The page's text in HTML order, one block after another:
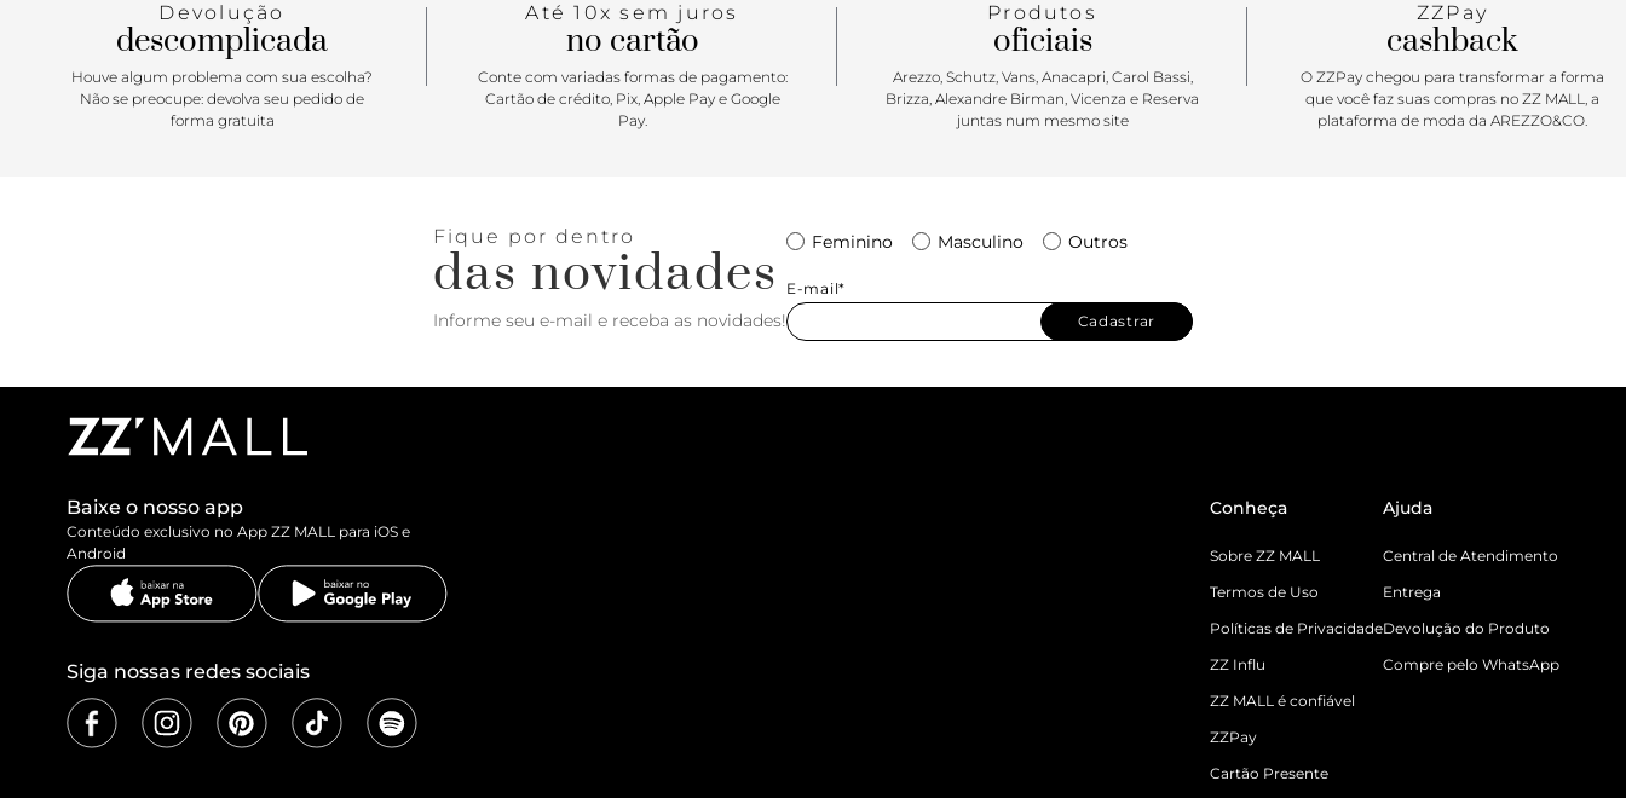
Devolução
descomplicada
Houve algum problema com sua escolha?
Não se preocupe: devolva seu pedido de
forma gratuita
Até 10x sem juros
no cartão
Conte com variadas formas de pagamento:
Cartão de crédito, Pix, Apple Pay e Google
Pay.
Produtos
oficiais
Arezzo, Schutz, Vans, Anacapri, Carol Bassi,
Brizza, Alexandre Birman, Vicenza e Reserva
juntas num mesmo site
ZZPay
cashback
O ZZPay chegou para transformar a forma
que você faz suas compras no ZZ MALL, a
plataforma de moda da AREZZO&CO.
Fique por dentro
das novidades
Informe seu e-mail e receba as novidades!
Feminino Masculino Outros
E-mail*
Cadastrar
Baixe o nosso app
Conteúdo exclusivo no App ZZ MALL para iOS e
Android
Siga nossas redes sociais
Conheça
Sobre ZZ MALL
Termos de Uso
Políticas de Privacidade
ZZ Influ
ZZ MALL é confiável
ZZPay
Cartão Presente
Ajuda
Central de Atendimento
Entrega
Devolução do Produto
Compre pelo WhatsApp